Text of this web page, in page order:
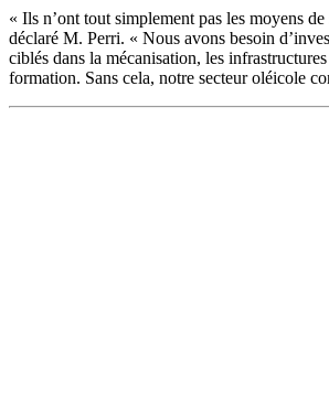
« Ils n’ont tout simplement pas les moyens
déclaré M. Perri. « Nous avons besoin
ciblés dans la mécanisation, les
formation. Sans cela, notre secteur oléicole